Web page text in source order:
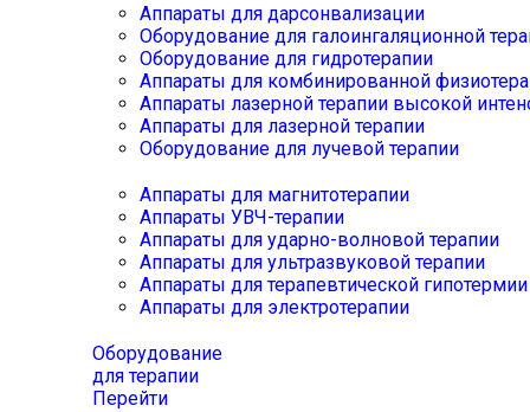
Аппараты для дарсонвализации
Оборудование для галоингаляционной
Оборудование для гидротерапии
Аппараты для комбинированной
Аппараты лазерной терапии высокой
Аппараты для лазерной терапии
Оборудование для лучевой терапии
Аппараты для магнитотерапии
Аппараты УВЧ-терапии
Аппараты для ударно-волновой терапии
Аппараты для ультразвуковой терапии
Аппараты для терапевтической
Аппараты для электротерапии
Оборудование
для терапии
Перейти